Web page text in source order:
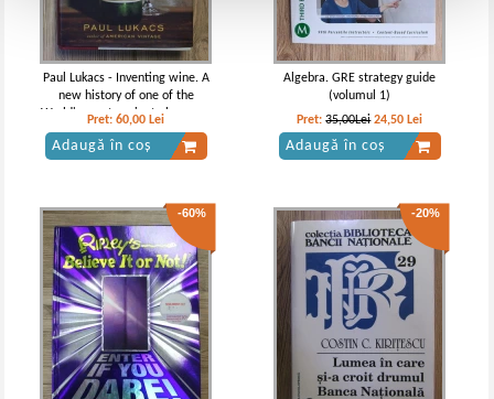
Paul Lukacs - Inventing wine. A
new history of one of the
World's most ancient pleasures
Pret:60,00 Lei
Adaugă în coș
Algebra. GRE strategy guide
(volumul 1)
Pret:35,00Lei 24,50 Lei
Adaugă în coș
-60% -20%